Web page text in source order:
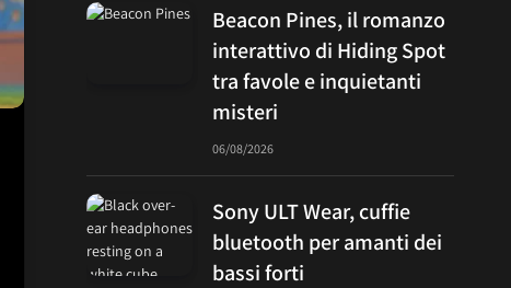
Beacon Pines, il romanzo
interattivo di Hiding Spot
tra favole e inquietanti
misteri
06/08/2026
Sony ULT Wear, cuffie
bluetooth per amanti dei
bassi forti